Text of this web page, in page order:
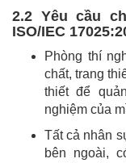
2.2 Yêu cầu
ISO/IEC
Phòng thí
chất, trang
thiết để
nghiệm của
Tất cả nhân
bên ngoài,